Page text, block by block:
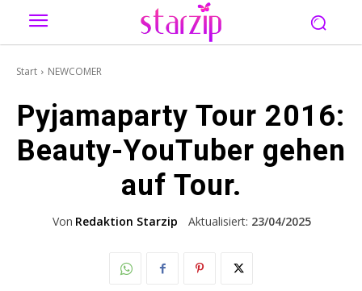
Start NEWCOMER
Pyjamaparty Tour 2016:
Beauty-YouTuber gehen
auf Tour.
Von Redaktion Starzip Aktualisiert: 23/04/2025